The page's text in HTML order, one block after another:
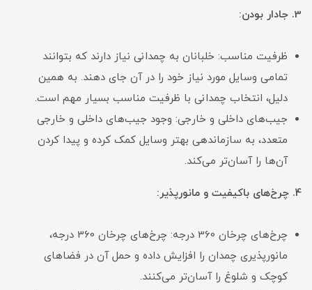
3. جادار بودن:
ظرفیت مناسب: خلبانان به چمدانی نیاز دارند که بتوانند
تمامی وسایل مورد نیاز خود را در آن جای دهند. به همین
دلیل، انتخاب چمدانی با ظرفیت مناسب بسیار مهم است.
جیب‌های داخلی و خارجی: وجود جیب‌های داخلی و خارجی
متعدد، به سازماندهی بهتر وسایل کمک کرده و پیدا کردن
آن‌ها را آسان‌تر می‌کند.
4. چرخ‌های باکیفیت و مانورپذیر:
چرخ‌های چرخان 360 درجه: چرخ‌های چرخان 360 درجه،
مانورپذیری چمدان را افزایش داده و حمل آن در فضاهای
کوچک و شلوغ را آسان‌تر می‌کنند.